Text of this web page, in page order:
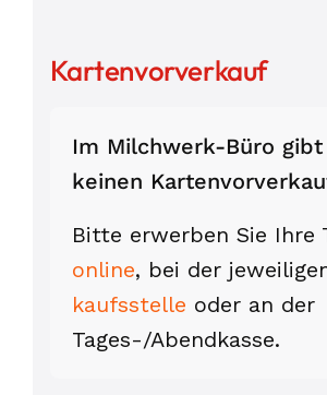
Kartenvorverkauf
Im Milchwerk-Büro gibt
keinen
Bitte erwerben Sie Ihre
online, bei der
kaufs­stelle oder an der
Tages-/Abend­kasse.